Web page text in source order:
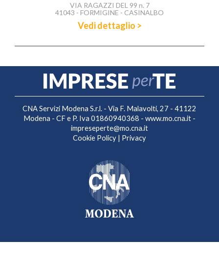
VIA RAGAZZI DEL 99 n. 7
41043 - FORMIGINE - CASINALBO
Vedi dettaglio >
CNA Servizi Modena S.r.l. - Via F. Malavolti, 27 - 41122
Modena - CF e P. Iva 01860940368 - www.mo.cna.it -
impreseperte@mo.cna.it
Cookie Policy | Privacy